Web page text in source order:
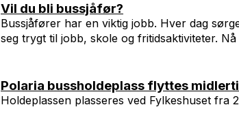
Vil du bli bussjåfør?
Bussjåfører har en viktig jobb. Hver dag
seg trygt til jobb, skole og fritidsaktiviteter.
Polaria bussholdeplass flyttes
Holdeplassen plasseres ved Fylkeshuset fra